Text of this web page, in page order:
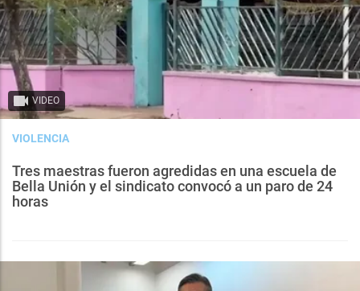
VIDEO
VIOLENCIA
Tres maestras fueron agredidas en una escuela de
Bella Unión y el sindicato convocó a un paro de 24
horas